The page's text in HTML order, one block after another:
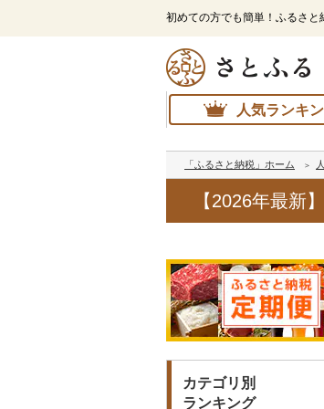
初めての方でも簡単！ふるさと
人気ランキ
「ふるさと納税」ホーム
【2026年最新
カテゴリ別
ランキング